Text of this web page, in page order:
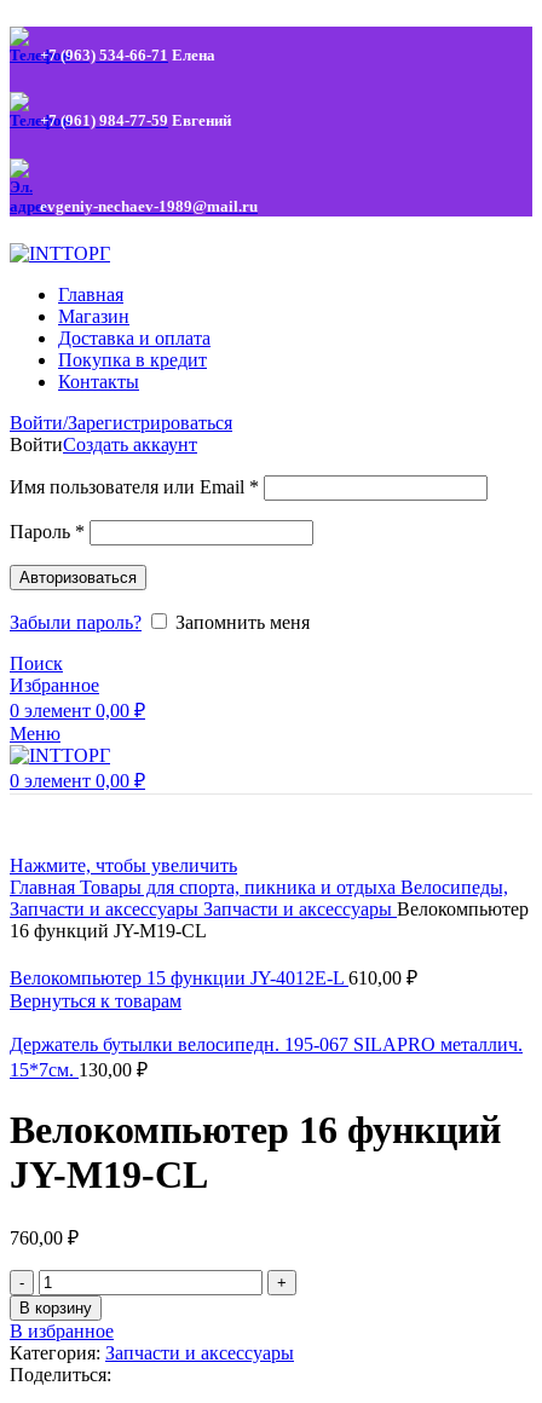
+7 (963) 534-66-71 Елена
+7 (961) 984-77-59 Евгений
evgeniy-nechaev-1989@mail.ru
Главная
Магазин
Доставка и оплата
Покупка в кредит
Контакты
Войти/Зарегистрироваться
ВойтиСоздать аккаунт
Имя пользователя или Email *
Пароль *
Авторизоваться
Забыли пароль?
Запомнить меня
Поиск
Избранное
0 элемент 0,00 ₽
Меню
0 элемент 0,00 ₽
Нажмите, чтобы увеличить
Главная Товары для спорта, пикника и отдыха Велосипеды,
Запчасти и аксессуары Запчасти и аксессуары Велокомпьютер
16 функций JY-M19-CL
Велокомпьютер 15 функции JY-4012E-L 610,00 ₽
Вернуться к товарам
Держатель бутылки велосипедн. 195-067 SILAPRO металлич.
15*7см. 130,00 ₽
Велокомпьютер 16 функций
JY-M19-CL
760,00 ₽
В корзину
В избранное
Категория: Запчасти и аксессуары
Поделиться: